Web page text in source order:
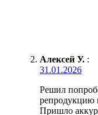
Алексей У. :
31.01.2026
Решил
репродукцию
Пришло